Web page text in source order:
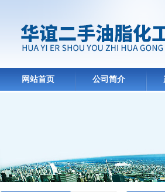
网站首页 公司简介